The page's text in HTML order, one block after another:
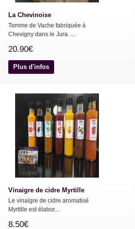
La Chevinoise
Tomme de Vache fabriquée à
Chevigny dans le Jura. ...
20.90€
Plus d'infos
Vinaigre de cidre Myrtille
Le vinaigre de cidre aromatisé
Myrtille est élabor...
8.50€